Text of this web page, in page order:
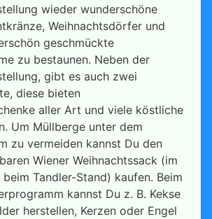
wieder wunderschöne
Weihnachtsdörfer und
geschmückte
zu bestaunen. Neben der
gibt es auch zwei
diese bieten
aller Art und viele köstliche
Um Müllberge unter dem
zu vermeiden kannst Du den
Wiener Weihnachtssack (im
beim Tandler-Stand) kaufen. Beim
kannst Du z. B. Kekse
herstellen, Kerzen oder Engel